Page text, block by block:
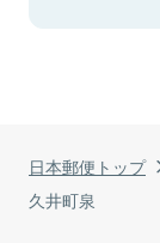
日本郵便トップ
久井町泉